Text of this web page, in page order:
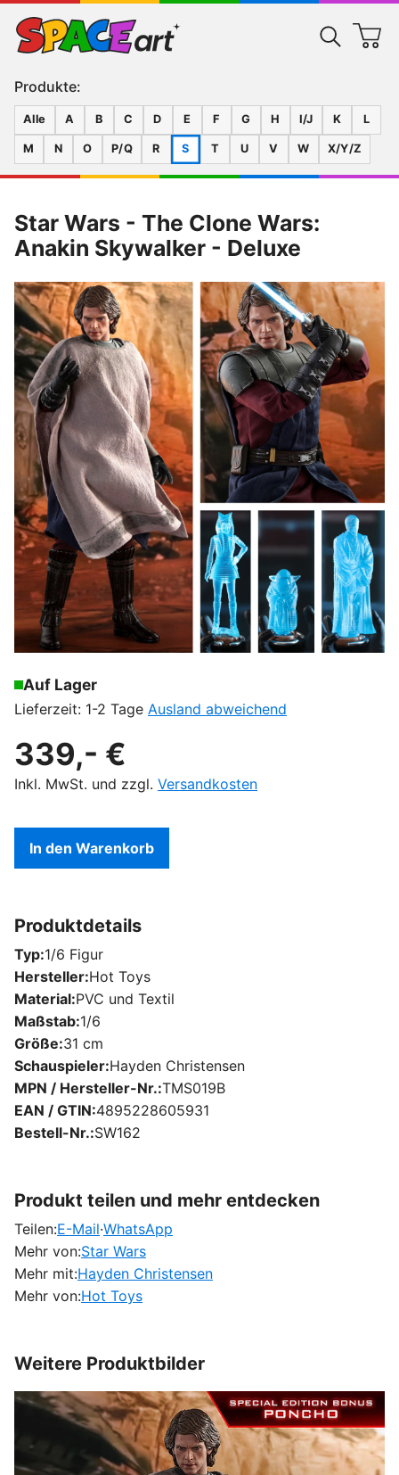
Produkte:
Alle A B C D E F G H I/J K L
M N O P/Q R S T U V W X/Y/Z
Star Wars - The Clone Wars:
Anakin Skywalker - Deluxe
Auf Lager
Lieferzeit: 1-2 Tage Ausland abweichend
339,- €
Inkl. MwSt. und zzgl. Versandkosten
In den Warenkorb
Produktdetails
Typ 1/6 Figur
Hersteller Hot Toys
Material PVC und Textil
Maßstab 1/6
Größe 31 cm
Schauspieler Hayden Christensen
MPN / Hersteller-Nr. TMS019B
EAN / GTIN 4895228605931
Bestell-Nr. SW162
Produkt teilen und mehr entdecken
Teilen:E-Mail·WhatsApp
Mehr von:Star Wars
Mehr mit:Hayden Christensen
Mehr von:Hot Toys
Weitere Produktbilder